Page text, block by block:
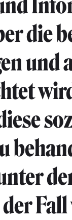
die
und
Fall